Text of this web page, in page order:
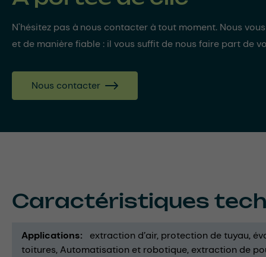
N'hésitez pas à nous contacter à tout moment. Nous
et de manière fiable : il vous suffit de nous faire part de
Nous contacter
Caractéristiques
Applications extraction d’air protection de tuyau
toitures Automatisation et robotique extraction de